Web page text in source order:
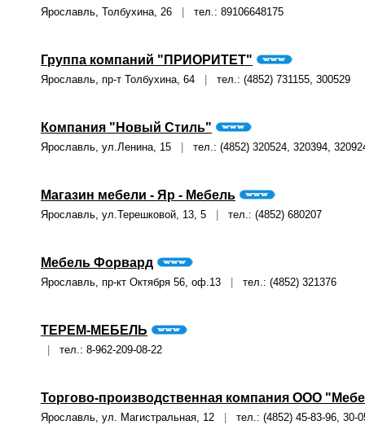
Ярославль, Толбухина, 26 тел.: 89106648175
Группа компаний "ПРИОРИТЕТ"
Ярославль, пр-т Толбухина, 64 тел.: (4852) 731155, 300529
Компания "Новый Стиль"
Ярославль, ул.Ленина, 15 тел.: (4852) 320524, 320394,
Магазин мебели - Яр - Мебель
Ярославль, ул.Терешковой, 13, 5 тел.: (4852) 680207
Мебель Форвард
Ярославль, пр-кт Октября 56, оф.13 тел.: (4852) 321376
ТЕРЕМ-МЕБЕЛЬ
тел.: 8-962-209-08-22
Торгово-производственная компания ООО
Ярославль, ул. Магистральная, 12 тел.: (4852) 45-83-96, 30-